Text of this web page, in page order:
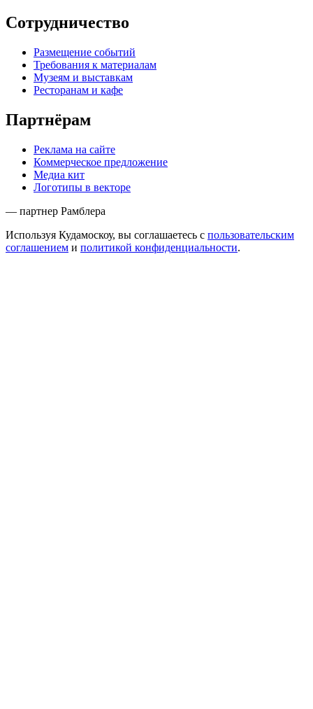
Сотрудничество
Размещение событий
Требования к материалам
Музеям и выставкам
Ресторанам и кафе
Партнёрам
Реклама на сайте
Коммерческое предложение
Медиа кит
Логотипы в векторе
— партнер Рамблера
Используя Кудамоскоу, вы соглашаетесь с пользовательским
соглашением и политикой конфиденциальности.